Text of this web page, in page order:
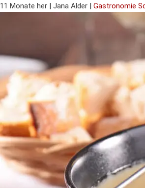
11 Monate her | Jana Alder | Gastronomie